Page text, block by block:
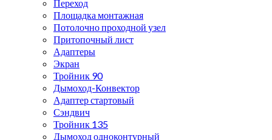
Переход
Площадка монтажная
Потолочно проходной узел
Притопочный лист
Адаптеры
Экран
Тройник 90
Дымоход-Конвектор
Адаптер стартовый
Сэндвич
Тройник 135
Дымоход одноконтурный